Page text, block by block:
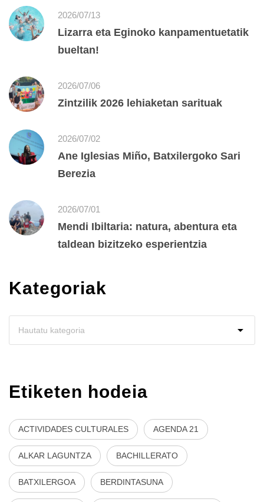
2026/07/13
Lizarra eta Eginoko kanpamentuetatik
bueltan!
2026/07/06
Zintzilik 2026 lehiaketan sarituak
2026/07/02
Ane Iglesias Miño, Batxilergoko Sari
Berezia
2026/07/01
Mendi Ibiltaria: natura, abentura eta
taldean bizitzeko esperientzia
Kategoriak
Etiketen hodeia
ACTIVIDADES CULTURALES AGENDA 21
ALKAR LAGUNTZA BACHILLERATO
BATXILERGOA BERDINTASUNA